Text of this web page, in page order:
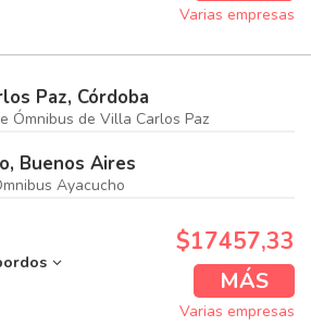
Varias empresas
Paz, Córdoba
Ómnibus de Villa Carlos Paz
Buenos Aires
Ayacucho
$17457,33
MÁS
Varias empresas